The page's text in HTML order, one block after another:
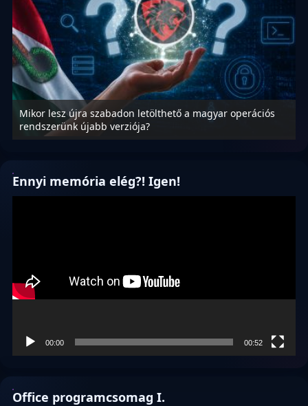
A magyar informatika és a szabad szoftverek
megtisztítása
Ennyi memória elég?! Igen!
00:00 00:52
Office programcsomag I.